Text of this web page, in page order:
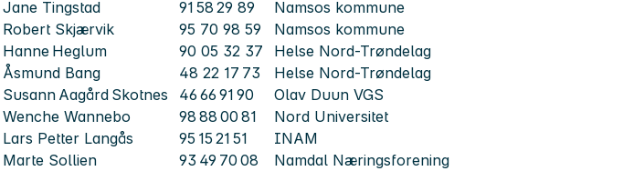
Jane Tingstad
91 58 29 89
Namsos kommune
Robert Skjærvik
95 70 98 59
Namsos kommune
Hanne Heglum
90 05 32 37
Helse Nord-Trøndelag
Åsmund Bang
48 22 17 73
Helse Nord-Trøndelag
Susann Aagård Skotnes
46 66 91 90
Olav Duun VGS
Wenche Wannebo
98 88 00 81
Nord Universitet
Lars Petter Langås
95 15 21 51
INAM
Marte Sollien
93 49 70 08 Namdal Næringsforening